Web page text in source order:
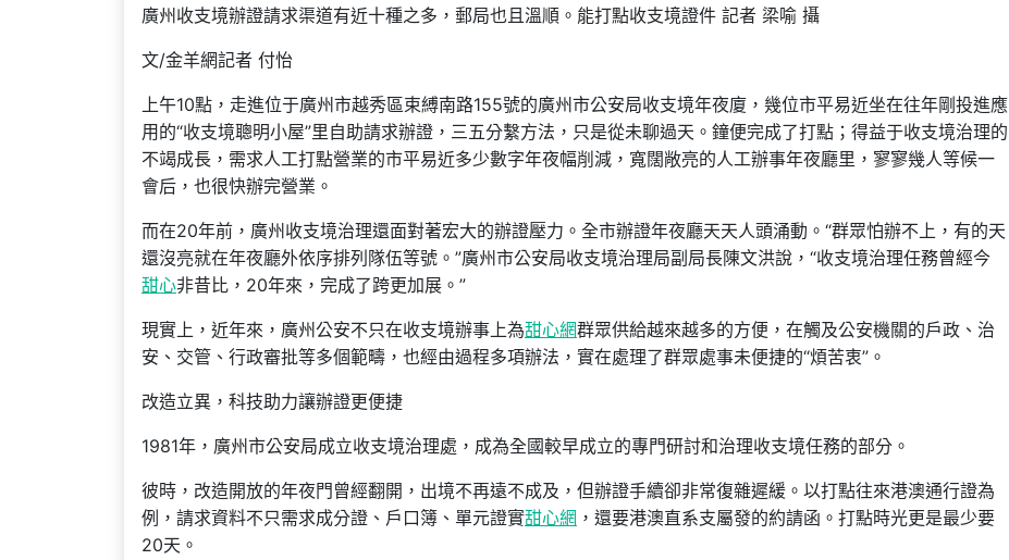
廣州收支境辦證請求渠道有近十種之多，郵局也且溫順。能打點收支境證件 記者 梁喻 攝
文/金羊網記者 付怡
上午10點，走進位于廣州市越秀區束縛南路155號的廣州市公安局收支境年夜廈，幾位市平易近坐在往年剛投進應
用的“收支境聰明小屋”里自助請求辦證，三五分繫方法，只是從未聊過天。鐘便完成了打點；得益于收支境治理的
不竭成長，需求人工打點營業的市平易近多少數字年夜幅削減，寬闊敞亮的人工辦事年夜廳里，寥寥幾人等候一
會后，也很快辦完營業。
而在20年前，廣州收支境治理還面對著宏大的辦證壓力。全市辦證年夜廳天天人頭涌動。“群眾怕辦不上，有的天
還沒亮就在年夜廳外依序排列隊伍等號。”廣州市公安局收支境治理局副局長陳文洪說，“收支境治理任務曾經今
甜心非昔比，20年來，完成了跨更加展。”
現實上，近年來，廣州公安不只在收支境辦事上為甜心網群眾供給越來越多的方便，在觸及公安機關的戶政、治
安、交管、行政審批等多個範疇，也經由過程多項辦法，實在處理了群眾處事未便捷的“煩苦衷”。
改造立異，科技助力讓辦證更便捷
1981年，廣州市公安局成立收支境治理處，成為全國較早成立的專門研討和治理收支境任務的部分。
彼時，改造開放的年夜門曾經翻開，出境不再遠不成及，但辦證手續卻非常復雜遲緩。以打點往來港澳通行證為
例，請求資料不只需求成分證、戶口簿、單元證實甜心網 ，還要港澳直系支屬發的約請函。打點時光更是最少要
20天。